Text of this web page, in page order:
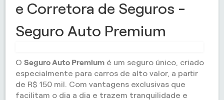
e Corretora de Seguros -
Seguro Auto Premium
OSeguro Auto Premium é um seguro único, criado
especialmente para carros de alto valor, a partir
de R$ 150 mil. Com vantagens exclusivas que
facilitam o dia a dia e trazem tranquilidade e